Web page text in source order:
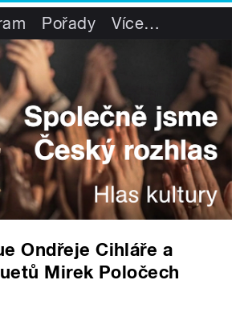
Pořady Více…
Ondřeje Cihláře a
Mirek Poločech